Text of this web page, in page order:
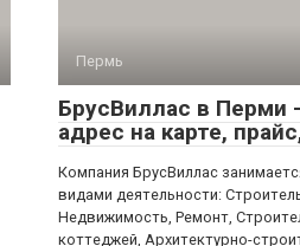
Пермь
БрусВиллас в Перми
адрес на карте,
Компания БрусВиллас
видами деятельности:
Недвижимость, Ремонт,
коттеджей, Архитектурно-